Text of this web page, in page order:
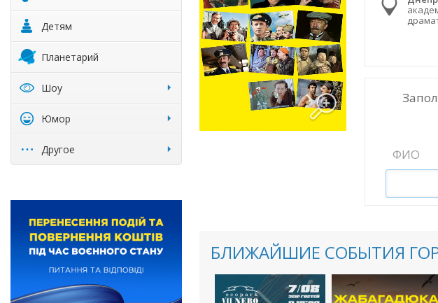
Детям
Планетарий
Шоу
Юмор
Другое ФИО
БЛИЖАЙШИЕ СОБЫТИЯ